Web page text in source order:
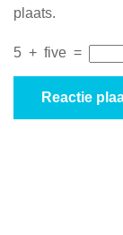
plaats.
5 + five =